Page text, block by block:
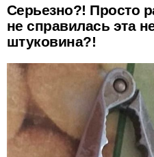
Серьезно?! Просто
не справилась эта
штуковина?!